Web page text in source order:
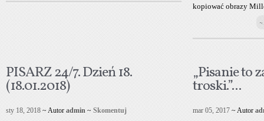
kopiować obrazy
PISARZ 24/7. Dzień 18.
(18.01.2018)
sty 18, 2018 ~ Autor admin ~ Skomentuj
„Pisanie to
troski.”...
mar 05, 2017 ~ Autor